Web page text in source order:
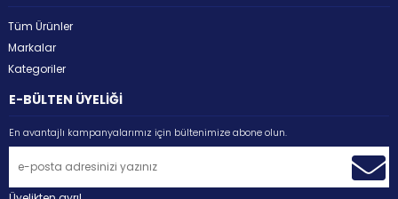
Tüm Ürünler
Markalar
Kategoriler
E-BÜLTEN ÜYELİĞİ
En avantajlı kampanyalarımız için bültenimize abone olun.